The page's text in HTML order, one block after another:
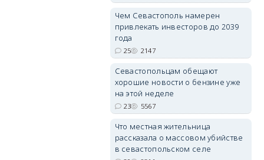
Чем Севастополь намерен
привлекать инвесторов до 2039
года
25 2147
Севастопольцам обещают
хорошие новости о бензине уже
на этой неделе
23 5567
Что местная жительница
рассказала о массовом убийстве
в севастопольском селе